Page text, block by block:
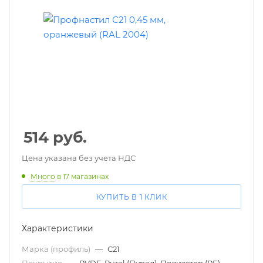
514 руб.
Цена указана без учета НДС
Много в 17 магазинах
КУПИТЬ В 1 КЛИК
Характеристики
Марка (профиль) — С21